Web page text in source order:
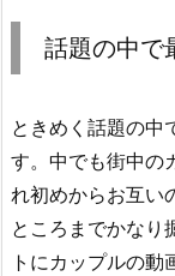
話題の中で
ときめく話題の中
す。中でも街中の
れ初めからお互い
ところまでかなり
トにカップルの